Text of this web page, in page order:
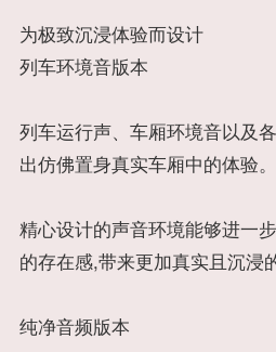
为极致沉浸体验而设计
列车环境音版本
列车运行声、车厢环境音以及
出仿佛置身真实车厢中的体验。
精心设计的声音环境能够进一
的存在感,带来更加真实且沉浸
纯净音频版本